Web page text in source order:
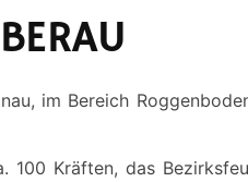
im Bereich
Kräften, das